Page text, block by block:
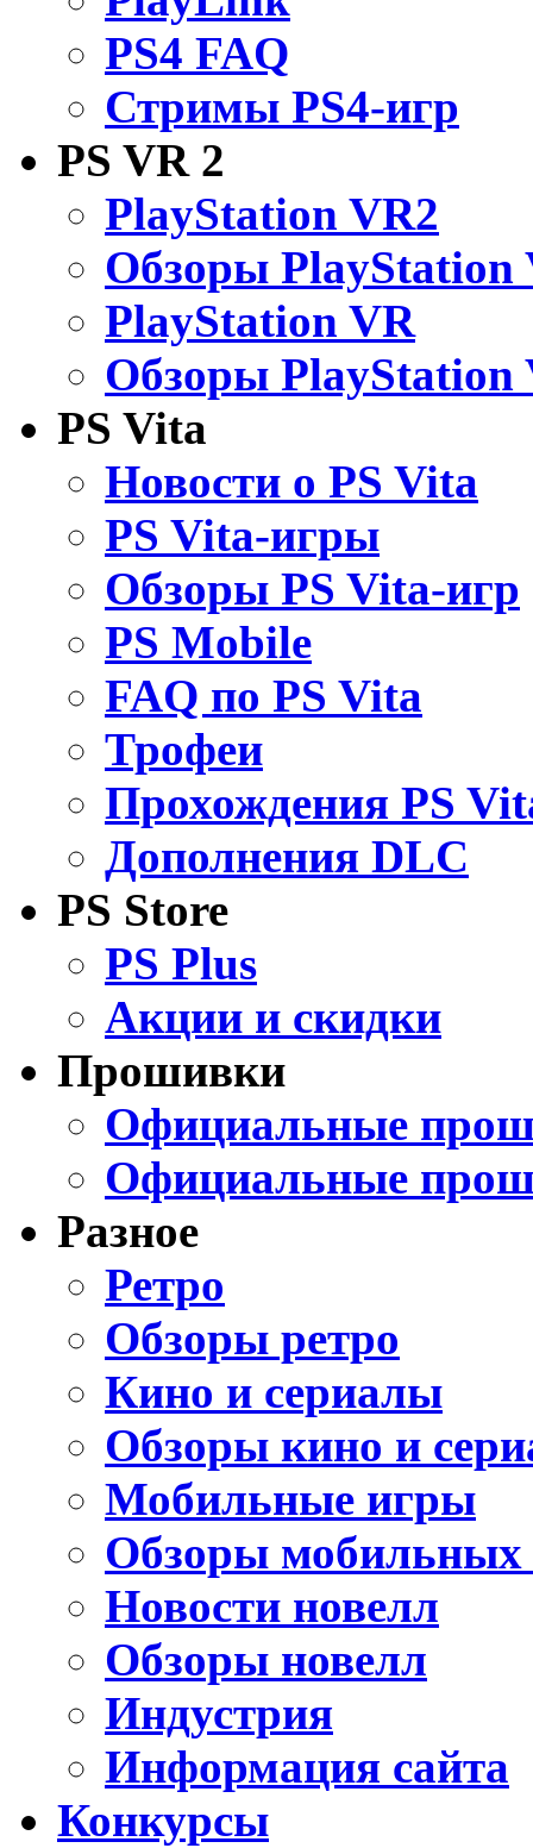
PS4 FAQ
Стримы PS4-игр
PS VR 2
PlayStation VR2
Обзоры PlayStation
PlayStation VR
Обзоры PlayStation
PS Vita
Новости о PS Vita
PS Vita-игры
Обзоры PS Vita-игр
PS Mobile
FAQ по PS Vita
Трофеи
Прохождения PS
Дополнения DLC
PS Store
PS Plus
Акции и скидки
Прошивки
Официальные
Официальные
Разное
Ретро
Обзоры ретро
Кино и сериалы
Обзоры кино и
Мобильные игры
Обзоры мобильных
Новости новелл
Обзоры новелл
Индустрия
Информация сайта
Конкурсы